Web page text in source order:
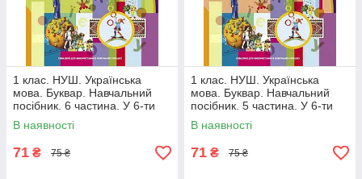
1 клас. НУШ. Українська
мова. Буквар. Навчальний
посібник. 6 частина. У 6-ти
частинах (Цепова І.В,), Ранок
В наявності
71 ₴ 75 ₴
1 клас. НУШ. Українська
мова. Буквар. Навчальний
посібник. 5 частина. У 6-ти
частинах (Цепова І.В,), Ранок
В наявності
71 ₴ 75 ₴